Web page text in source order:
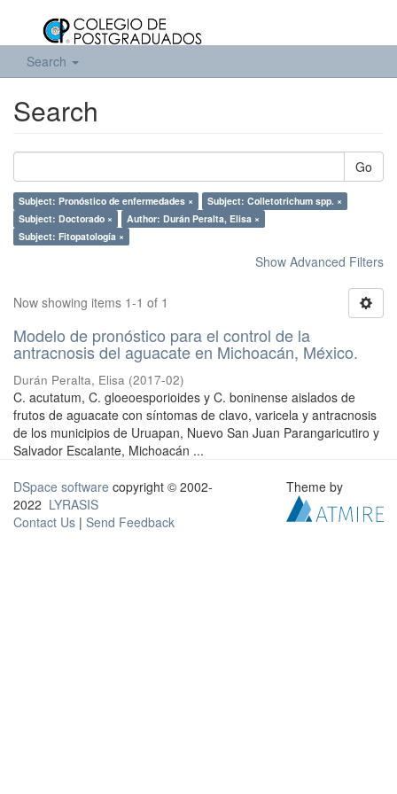
Search
Search
Go
Subject: Pronóstico de enfermedades ×
Subject: Colletotrichum spp. ×
Subject: Doctorado ×
Author: Durán Peralta, Elisa ×
Subject: Fitopatología ×
Show Advanced Filters
Now showing items 1-1 of 1
Modelo de pronóstico para el control de la
antracnosis del aguacate en Michoacán, México.
Durán Peralta, Elisa (2017-02)
C. acutatum, C. gloeoesporioides y C. boninense aislados de
frutos de aguacate con síntomas de clavo, varicela y antracnosis
de los municipios de Uruapan, Nuevo San Juan Parangaricutiro y
Salvador Escalante, Michoacán ...
DSpace software copyright © 2002-
2022 LYRASIS
Contact Us | Send Feedback
Theme by